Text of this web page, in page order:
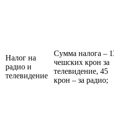
Налог на
радио и
телевидение
Сумма налога –
чешских крон за
телевидение, 45
крон – за радио;